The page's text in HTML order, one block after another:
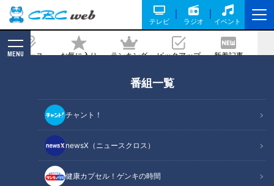
テレビ ラジオ イベント
ニュース お気に入り ランキング ピックアップ 新着記事
MENU
番組一覧
チャント！
newsX（ニュースクロス）
健康カプセル！ゲンキの時間
1000人に聞いた！好きな駄菓子ベスト
10！
記事に戻る